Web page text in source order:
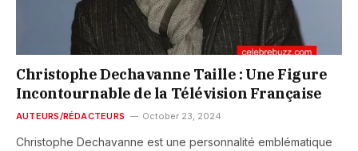
Christophe Dechavanne Taille : Une Figure
Incontournable de la Télévision Française
AUTEURS/RÉDACTEURS October 23, 2024
Christophe Dechavanne est une personnalité emblématique